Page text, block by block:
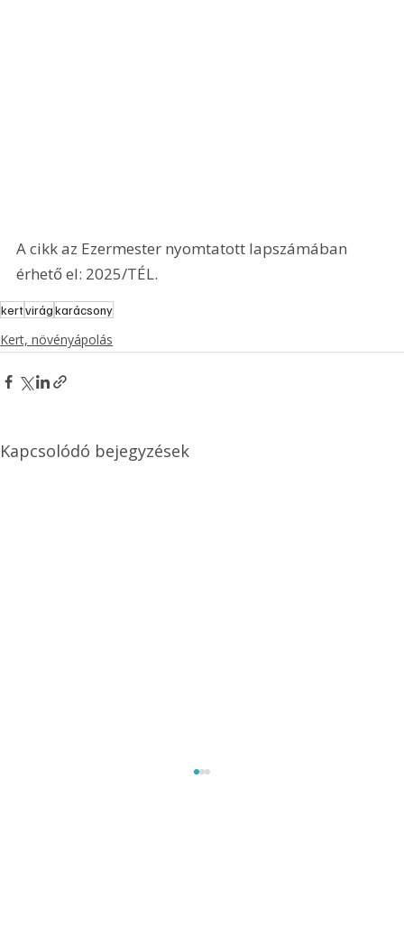
A cikk az Ezermester nyomtatott lapszámában
érhető el: 2025/TÉL.
kertvirágkarácsony
Kert, növényápolás
Kapcsolódó bejegyzések